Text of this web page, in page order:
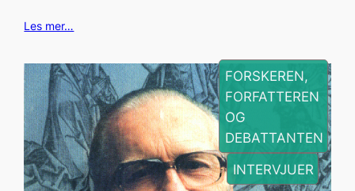
Les mer…
FORSKEREN,
FORFATTEREN
OG
DEBATTANTEN
, INTERVJUER